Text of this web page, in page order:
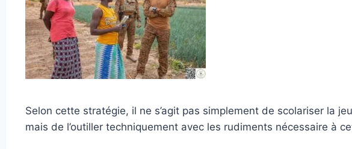
Selon cette stratégie, il ne s’agit pas simplement de scolariser la
mais de l’outiller techniquement avec les rudiments nécessaire à